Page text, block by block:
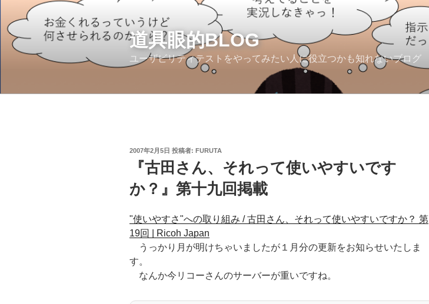
テ
道具眼的BLOG
ユーザビリティテストをやってみたい人に役立つかも知れないブログ
投
2007年2月5日 投稿者: FURUTA
『古田さん、それって使いやすいです
か？』第十九回掲載
"使いやすさ"への取り組み / 古田さん、それって使いやすいですか？ 第
19回 | Ricoh Japan
うっかり月が明けちゃいましたが１月分の更新をお知らせいたしま
す。
なんか今リコーさんのサーバーが重いですね。